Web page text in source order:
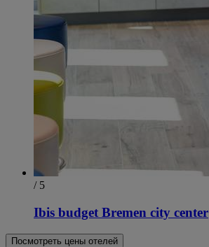
/ 5
Ibis budget Bremen city center
Посмотреть цены отелей